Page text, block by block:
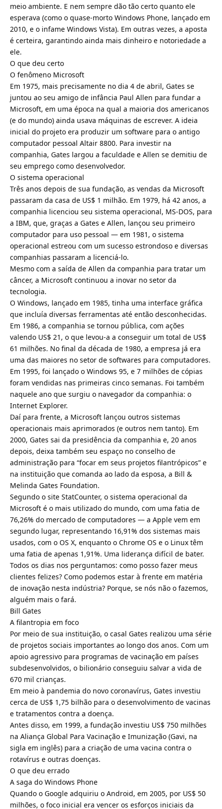
meio ambiente. E nem sempre dão tão certo quanto ele
esperava (como o quase-morto Windows Phone, lançado em
2010, e o infame Windows Vista). Em outras vezes, a aposta
é certeira, garantindo ainda mais dinheiro e notoriedade a
ele.
O que deu certo
O fenômeno Microsoft
Em 1975, mais precisamente no dia 4 de abril, Gates se
juntou ao seu amigo de infância Paul Allen para fundar a
Microsoft, em uma época na qual a maioria dos americanos
(e do mundo) ainda usava máquinas de escrever. A ideia
inicial do projeto era produzir um software para o antigo
computador pessoal Altair 8800. Para investir na
companhia, Gates largou a faculdade e Allen se demitiu de
seu emprego como desenvolvedor.
O sistema operacional
Três anos depois de sua fundação, as vendas da Microsoft
passaram da casa de US$ 1 milhão. Em 1979, há 42 anos, a
companhia licenciou seu sistema operacional, MS-DOS, para
a IBM, que, graças a Gates e Allen, lançou seu primeiro
computador para uso pessoal — em 1981, o sistema
operacional estreou com um sucesso estrondoso e diversas
companhias passaram a licenciá-lo.
Mesmo com a saída de Allen da companhia para tratar um
câncer, a Microsoft continuou a inovar no setor da
tecnologia.
O Windows, lançado em 1985, tinha uma interface gráfica
que incluía diversas ferramentas até então desconhecidas.
Em 1986, a companhia se tornou pública, com ações
valendo US$ 21, o que levou-a a conseguir um total de US$
61 milhões. No final da década de 1980, a empresa já era
uma das maiores no setor de softwares para computadores.
Em 1995, foi lançado o Windows 95, e 7 milhões de cópias
foram vendidas nas primeiras cinco semanas. Foi também
naquele ano que surgiu o navegador da companhia: o
Internet Explorer.
Daí para frente, a Microsoft lançou outros sistemas
operacionais mais aprimorados (e outros nem tanto). Em
2000, Gates sai da presidência da companhia e, 20 anos
depois, deixa também seu espaço no conselho de
administração para “focar em seus projetos filantrópicos” e
na instituição que comanda ao lado da esposa, a Bill &
Melinda Gates Foundation.
Segundo o site StatCounter, o sistema operacional da
Microsoft é o mais utilizado do mundo, com uma fatia de
76,26% do mercado de computadores — a Apple vem em
segundo lugar, representando 16,91% dos sistemas mais
usados, com o OS X, enquanto o Chrome OS e o Linux têm
uma fatia de apenas 1,91%. Uma liderança difícil de bater.
Todos os dias nos perguntamos: como posso fazer meus
clientes felizes? Como podemos estar à frente em matéria
de inovação nesta indústria? Porque, se nós não o fazemos,
alguém mais o fará.
Bill Gates
A filantropia em foco
Por meio de sua instituição, o casal Gates realizou uma série
de projetos sociais importantes ao longo dos anos. Com um
apoio agressivo para programas de vacinação em países
subdesenvolvidos, o bilionário conseguiu salvar a vida de
670 mil crianças.
Em meio à pandemia do novo coronavírus, Gates investiu
cerca de US$ 1,75 bilhão para o desenvolvimento de vacinas
e tratamentos contra a doença.
Antes disso, em 1999, a fundação investiu US$ 750 milhões
na Aliança Global Para Vacinação e Imunização (Gavi, na
sigla em inglês) para a criação de uma vacina contra o
rotavírus e outras doenças.
O que deu errado
A saga do Windows Phone
Quando o Google adquiriu o Android, em 2005, por US$ 50
milhões, o foco inicial era vencer os esforços iniciais da